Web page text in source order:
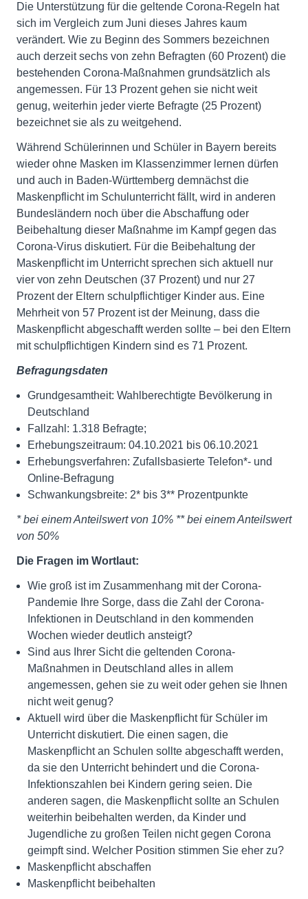
Die Unterstützung für die geltende Corona-Regeln hat
sich im Vergleich zum Juni dieses Jahres kaum
verändert. Wie zu Beginn des Sommers bezeichnen
auch derzeit sechs von zehn Befragten (60 Prozent) die
bestehenden Corona-Maßnahmen grundsätzlich als
angemessen. Für 13 Prozent gehen sie nicht weit
genug, weiterhin jeder vierte Befragte (25 Prozent)
bezeichnet sie als zu weitgehend.
Während Schülerinnen und Schüler in Bayern bereits
wieder ohne Masken im Klassenzimmer lernen dürfen
und auch in Baden-Württemberg demnächst die
Maskenpflicht im Schulunterricht fällt, wird in anderen
Bundesländern noch über die Abschaffung oder
Beibehaltung dieser Maßnahme im Kampf gegen das
Corona-Virus diskutiert. Für die Beibehaltung der
Maskenpflicht im Unterricht sprechen sich aktuell nur
vier von zehn Deutschen (37 Prozent) und nur 27
Prozent der Eltern schulpflichtiger Kinder aus. Eine
Mehrheit von 57 Prozent ist der Meinung, dass die
Maskenpflicht abgeschafft werden sollte – bei den Eltern
mit schulpflichtigen Kindern sind es 71 Prozent.
Befragungsdaten
Grundgesamtheit: Wahlberechtigte Bevölkerung in
Deutschland
Fallzahl: 1.318 Befragte;
Erhebungszeitraum: 04.10.2021 bis 06.10.2021
Erhebungsverfahren: Zufallsbasierte Telefon*- und
Online-Befragung
Schwankungsbreite: 2* bis 3** Prozentpunkte
* bei einem Anteilswert von 10% ** bei einem Anteilswert
von 50%
Die Fragen im Wortlaut:
Wie groß ist im Zusammenhang mit der Corona-
Pandemie Ihre Sorge, dass die Zahl der Corona-
Infektionen in Deutschland in den kommenden
Wochen wieder deutlich ansteigt?
Sind aus Ihrer Sicht die geltenden Corona-
Maßnahmen in Deutschland alles in allem
angemessen, gehen sie zu weit oder gehen sie Ihnen
nicht weit genug?
Aktuell wird über die Maskenpflicht für Schüler im
Unterricht diskutiert. Die einen sagen, die
Maskenpflicht an Schulen sollte abgeschafft werden,
da sie den Unterricht behindert und die Corona-
Infektionszahlen bei Kindern gering seien. Die
anderen sagen, die Maskenpflicht sollte an Schulen
weiterhin beibehalten werden, da Kinder und
Jugendliche zu großen Teilen nicht gegen Corona
geimpft sind. Welcher Position stimmen Sie eher zu?
Maskenpflicht abschaffen
Maskenpflicht beibehalten